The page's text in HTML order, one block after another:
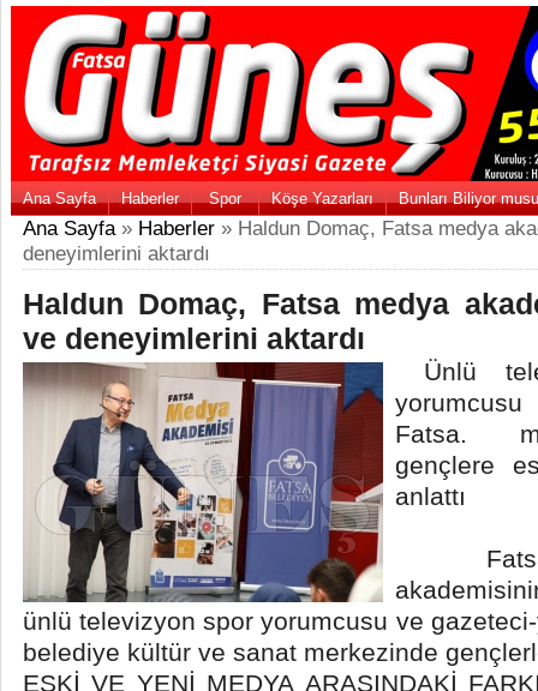
Ana Sayfa Haberler Spor Köşe Yazarları Bunları Biliyor
Ana Sayfa» Haberler » Haldun Domaç, Fatsa medya
deneyimlerini aktardı
Haldun Domaç, Fatsa medya
ve deneyimlerini aktardı
Ünlü
Fatsa.
gençlere
anlattı
Fatsa
ünlü televizyon spor yorumcusu ve
belediye kültür ve sanat merkezinde
ESKİ VE YENİ MEDYA ARASINDAKİ